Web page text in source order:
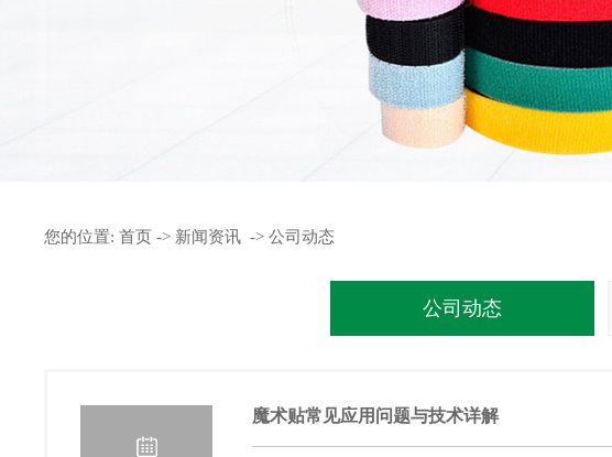
您的位置:首页 -> 新闻资讯 ->公司动态
公司动态
魔术贴常见应用问题与技术详解